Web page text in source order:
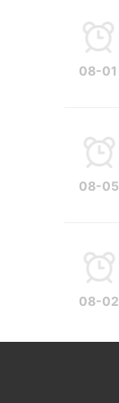
08-01
08-05
08-02